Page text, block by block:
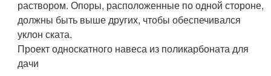
раствором. Опоры, расположенные по одной стороне,
должны быть выше других, чтобы обеспечивался
уклон ската.
Проект односкатного навеса из поликарбоната для
дачи